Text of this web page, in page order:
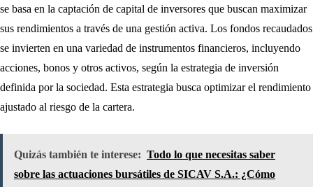
se basa en la captación de capital de inversores que buscan maximizar
sus rendimientos a través de una gestión activa. Los fondos recaudados
se invierten en una variedad de instrumentos financieros, incluyendo
acciones, bonos y otros activos, según la estrategia de inversión
definida por la sociedad. Esta estrategia busca optimizar el rendimiento
ajustado al riesgo de la cartera.
Quizás también te interese: Todo lo que necesitas saber
sobre las actuaciones bursátiles de SICAV S.A.: ¿Cómo